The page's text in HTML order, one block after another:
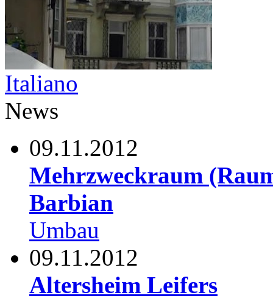
Italiano
News
09.11.2012
Mehrzweckraum
Barbian
Umbau
09.11.2012
Altersheim Leifers